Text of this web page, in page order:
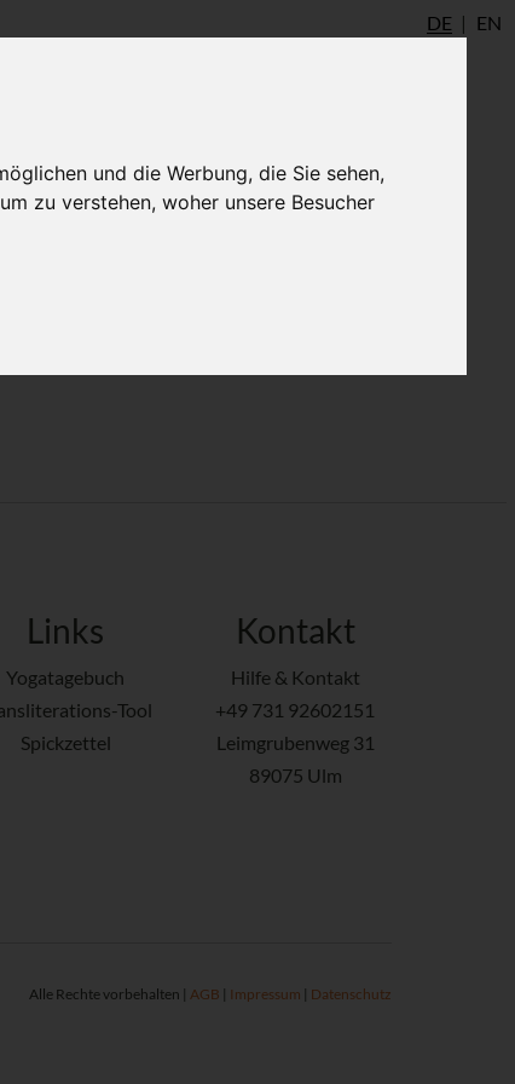
und die Werbung, die Sie sehen,
zu verstehen, woher unsere Besucher
DE EN
Links
Yogatagebuch
Tool
Spickzettel
Kontakt
Hilfe & Kontakt
+49 731 92602151
Leimgrubenweg 31
89075 Ulm
Alle Rechte vorbehalten | AGB | Impressum | Datenschutz